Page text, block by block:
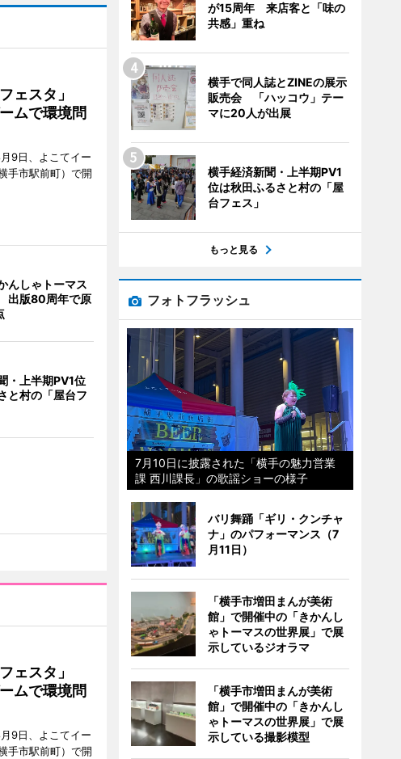
ェスタ」
ムで環境問
9日、よこてイー
手市駅前町）で開
んしゃトーマス
出版80周年で原
・上半期PV1位
と村の「屋台フ
ェスタ」
ムで環境問
9日、よこてイー
手市駅前町）で開
が15周年 来店客と「味の
共感」重ね
横手で同人誌とZINEの展示
販売会 「ハッコウ」テー
マに20人が出展
横手経済新聞・上半期PV1
位は秋田ふるさと村の「屋
台フェス」
もっと見る
フォトフラッシュ
7月10日に披露された「横手の魅力営業
課 西川課長」の歌謡ショーの様子
バリ舞踊「ギリ・クンチャ
ナ」のパフォーマンス（7
月11日）
「横手市増田まんが美術
館」で開催中の「きかんし
ゃトーマスの世界展」で展
示しているジオラマ
「横手市増田まんが美術
館」で開催中の「きかんし
ゃトーマスの世界展」で展
示している撮影模型